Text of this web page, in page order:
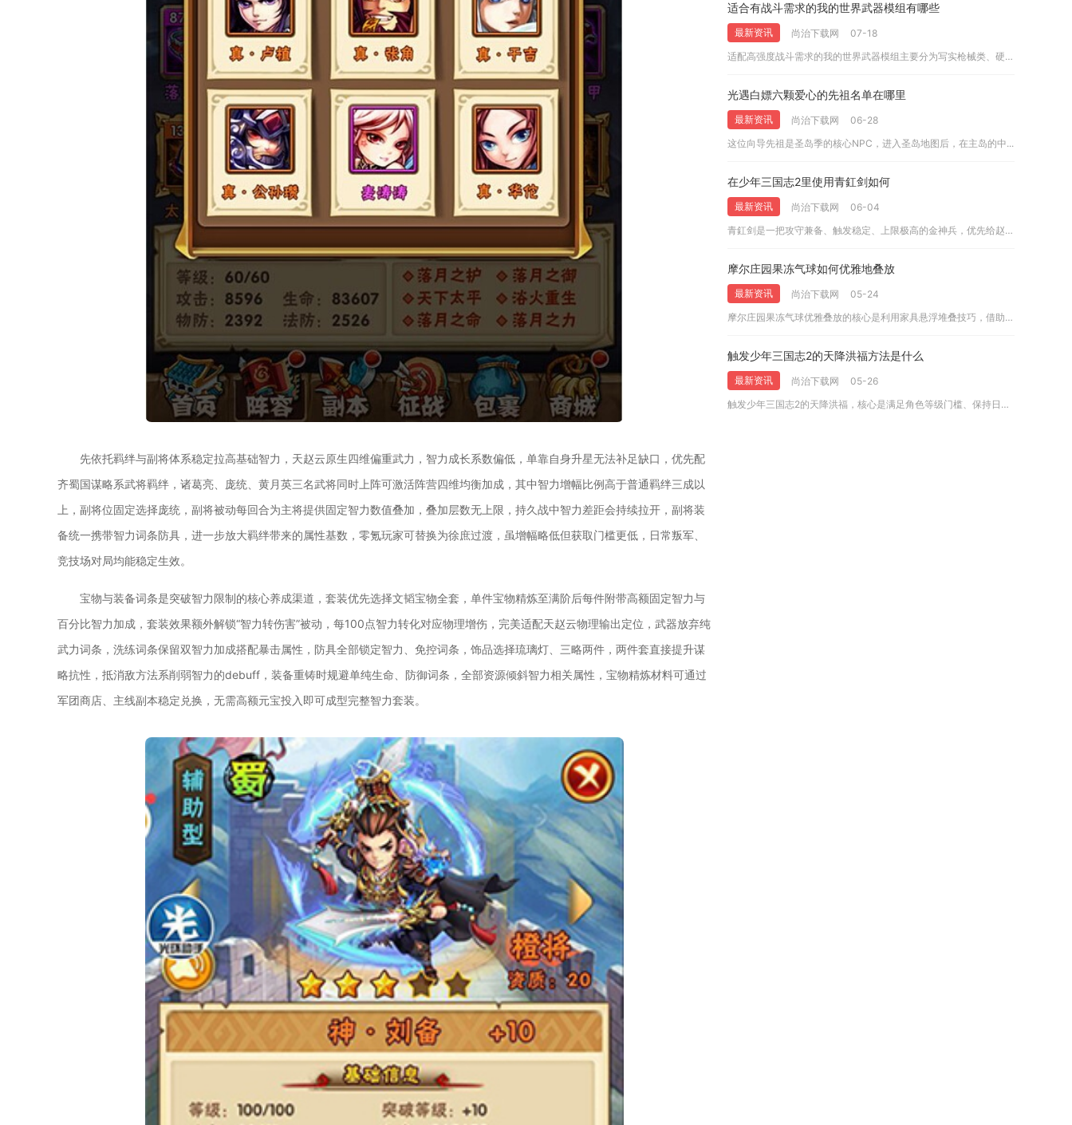
先依托羁绊与副将体系稳定拉高基础智力，天赵云原生四维偏重武力，智力成长系数偏低，单靠自身升星无法补足缺口，优先配
齐蜀国谋略系武将羁绊，诸葛亮、庞统、黄月英三名武将同时上阵可激活阵营四维均衡加成，其中智力增幅比例高于普通羁绊三成以
上，副将位固定选择庞统，副将被动每回合为主将提供固定智力数值叠加，叠加层数无上限，持久战中智力差距会持续拉开，副将装
备统一携带智力词条防具，进一步放大羁绊带来的属性基数，零氪玩家可替换为徐庶过渡，虽增幅略低但获取门槛更低，日常叛军、
竞技场对局均能稳定生效。
宝物与装备词条是突破智力限制的核心养成渠道，套装优先选择文韬宝物全套，单件宝物精炼至满阶后每件附带高额固定智力与
百分比智力加成，套装效果额外解锁“智力转伤害”被动，每100点智力转化对应物理增伤，完美适配天赵云物理输出定位，武器放弃纯
武力词条，洗练词条保留双智力加成搭配暴击属性，防具全部锁定智力、免控词条，饰品选择琉璃灯、三略两件，两件套直接提升谋
略抗性，抵消敌方法系削弱智力的debuff，装备重铸时规避单纯生命、防御词条，全部资源倾斜智力相关属性，宝物精炼材料可通过
军团商店、主线副本稳定兑换，无需高额元宝投入即可成型完整智力套装。
适合有战斗需求的我的世界武器模组有哪些
最新资讯 尚治下载网
07-18
适配高强度战斗需求的我的世界武器模组主要分为写实枪械类、硬核...
光遇白嫖六颗爱心的先祖名单在哪里
最新资讯 尚治下载网
06-28
这位向导先祖是圣岛季的核心NPC，进入圣岛地图后，在主岛的中...
在少年三国志2里使用青釭剑如何
最新资讯 尚治下载网
06-04
青釭剑是一把攻守兼备、触发稳定、上限极高的金神兵，优先给赵云...
摩尔庄园果冻气球如何优雅地叠放
最新资讯 尚治下载网
05-24
摩尔庄园果冻气球优雅叠放的核心是利用家具悬浮堆叠技巧，借助圆...
触发少年三国志2的天降洪福方法是什么
最新资讯 尚治下载网
05-26
触发少年三国志2的天降洪福，核心是满足角色等级门槛、保持日常...